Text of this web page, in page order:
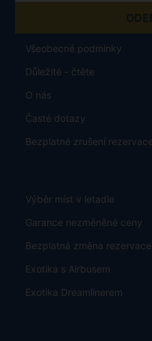
Všeobecné podmínky
Důležité - čtěte
O nás
Časté dotazy
Bezplatné zrušení
Výběr míst v letadle
Garance nezměněné ceny
Bezplatná změna rezervace
Exotika s Airbusem
Exotika Dreamlinerem